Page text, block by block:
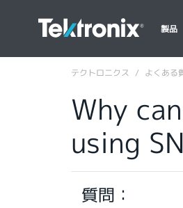
製品
テクトロニクス よくある
Why
using
質問：